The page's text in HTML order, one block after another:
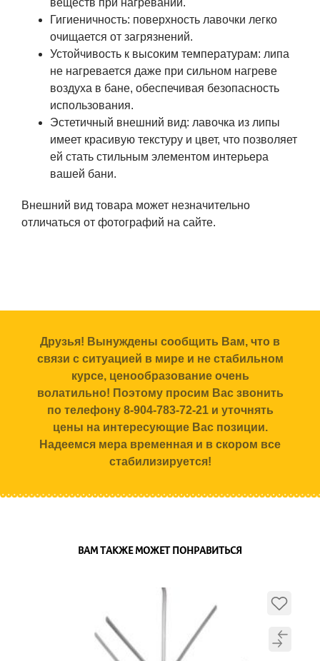
веществ при нагревании.
Гигиеничность: поверхность лавочки легко
очищается от загрязнений.
Устойчивость к высоким температурам: липа
не нагревается даже при сильном нагреве
воздуха в бане, обеспечивая безопасность
использования.
Эстетичный внешний вид: лавочка из липы
имеет красивую текстуру и цвет, что позволяет
ей стать стильным элементом интерьера
вашей бани.
Внешний вид товара может незначительно
отличаться от фотографий на сайте.
Друзья! Вынуждены сообщить Вам, что в
связи с ситуацией в мире и не стабильном
курсе, ценообразование очень
волатильно! Поэтому просим Вас звонить
по телефону 8-904-783-72-21 и уточнять
цены на интересующие Вас позиции.
Надеемся мера временная и в скором все
стабилизируется!
ВАМ ТАКЖЕ МОЖЕТ ПОНРАВИТЬСЯ